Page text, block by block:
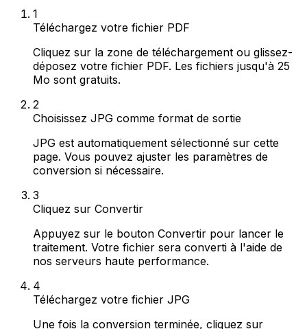
1
Téléchargez votre fichier PDF
Cliquez sur la zone de téléchargement ou glissez-
déposez votre fichier PDF. Les fichiers jusqu'à 25
Mo sont gratuits.
2
Choisissez JPG comme format de sortie
JPG est automatiquement sélectionné sur cette
page. Vous pouvez ajuster les paramètres de
conversion si nécessaire.
3
Cliquez sur Convertir
Appuyez sur le bouton Convertir pour lancer le
traitement. Votre fichier sera converti à l'aide de
nos serveurs haute performance.
4
Téléchargez votre fichier JPG
Une fois la conversion terminée, cliquez sur